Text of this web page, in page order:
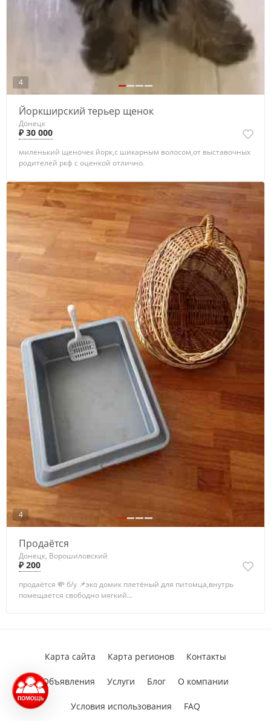
4
Йоркширский терьер щенок
Донецк
₽ 30 000
миленький щеночек йорк,с шикарным волосом,от выставочных
родителей ркф с оценкой отлично.
4
Продаётся
Донецк, Ворошиловский
₽ 200
продаётся 💸 б/у 📌эко домик плетёный для питомца,внутрь
помещается свободно мягкий...
Карта сайта Карта регионов Контакты
Объявления Услуги Блог О компании
Условия использования FAQ